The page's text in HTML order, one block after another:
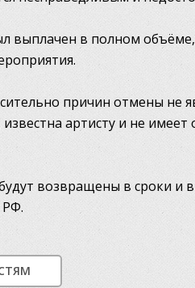
выплачен в полном
причин отмены не
артисту и не
возвращены в сроки и
РФ.